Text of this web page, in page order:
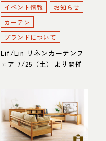
イベント情報
お知らせ
カーテン
ブランドについて
Lif/Lin リネンカーテンフ
ェア 7/25（土）より開催